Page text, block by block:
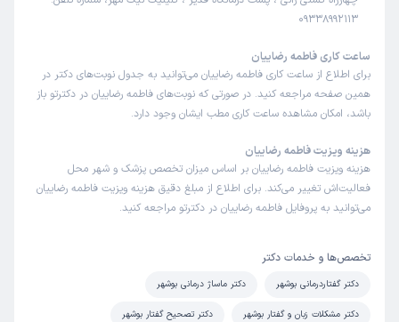
09338992113
ساعت کاری فاطمه رضاییان
برای اطلاع از ساعت کاری فاطمه رضاییان می‌توانید به جدول نوبت‌های دکتر در
همین صفحه مراجعه کنید. در صورتی که نوبت‌های فاطمه رضاییان در دکترتو باز
باشد، امکان مشاهده ساعت کاری مطب ایشان وجود دارد.
هزینه ویزیت فاطمه رضاییان
هزینه ویزیت فاطمه رضاییان بر اساس میزان تخصص پزشک و شهر محل
فعالیت‌اش تغییر می‌کند. برای اطلاع از مبلغ دقیق هزینه ویزیت فاطمه رضاییان
می‌توانید به پروفایل فاطمه رضاییان در دکترتو مراجعه کنید.
تخصص‌ها و خدمات دکتر
دکتر گفتاردرمانی بوشهر دکتر ماساژ درمانی بوشهر
دکتر مشکلات زبان و گفتار بوشهر دکتر تصحیح گفتار بوشهر